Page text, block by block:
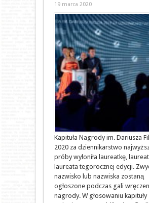
19 marca 2020
Kapituła Nagrody im. Dariusza
2020 za dziennikarstwo
próby wyłoniła laureatkę,
laureata tegorocznej edycji.
nazwisko lub nazwiska zostaną
ogłoszone podczas gali
nagrody. W głosowaniu kapituły